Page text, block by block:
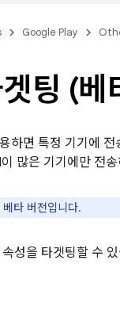
Google Play
팅 (베
하면 특정 기기에
많은 기기에만 전
타 버전입니다.
성을 타겟팅할 수